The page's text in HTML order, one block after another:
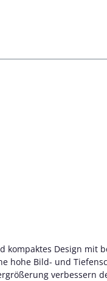
kompaktes Design
hohe Bild- und
verbessern